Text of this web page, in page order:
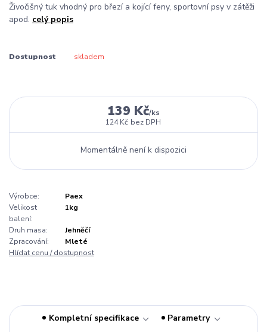
Živočišný tuk vhodný pro březí a kojící feny, sportovní psy v zátěži
apod. celý popis
Dostupnost skladem
139 Kč/ks
124 Kč bez DPH
Momentálně není k dispozici
Výrobce:
Paex
Velikost
balení:
1kg
Druh masa:
Jehněčí
Zpracování:
Mleté
Hlídat cenu / dostupnost
Kompletní specifikace
Parametry